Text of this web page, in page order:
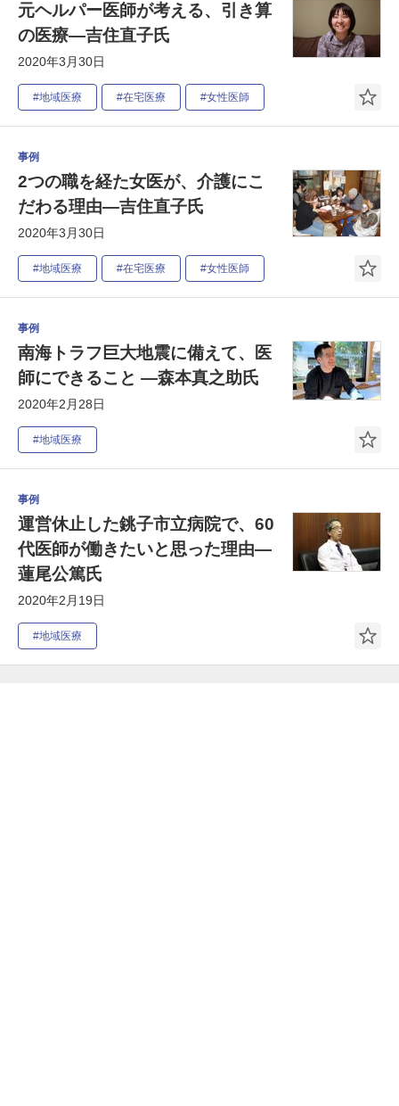
元ヘルパー医師が考える、引き算
の医療―吉住直子氏
2020年3月30日
#地域医療 #在宅医療 #女性医師
事例
2つの職を経た女医が、介護にこ
だわる理由―吉住直子氏
2020年3月30日
#地域医療 #在宅医療 #女性医師
事例
南海トラフ巨大地震に備えて、医
師にできること ―森本真之助氏
2020年2月28日
#地域医療
事例
運営休止した銚子市立病院で、60
代医師が働きたいと思った理由―
蓮尾公篤氏
2020年2月19日
#地域医療